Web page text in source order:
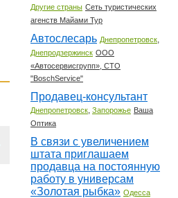
Другие страны Сеть туристических
агенств Майами Тур
Автослесарь Днепропетровск,
Днепродзержинск ООО
«Автосервисгрупп», СТО
"BoschService"
Продавец-консультант
Днепропетровск, Запорожье Ваша
Оптика
В связи с увеличением
штата приглашаем
продавца на постоянную
работу в универсам
«Золотая рыбка» Одесса